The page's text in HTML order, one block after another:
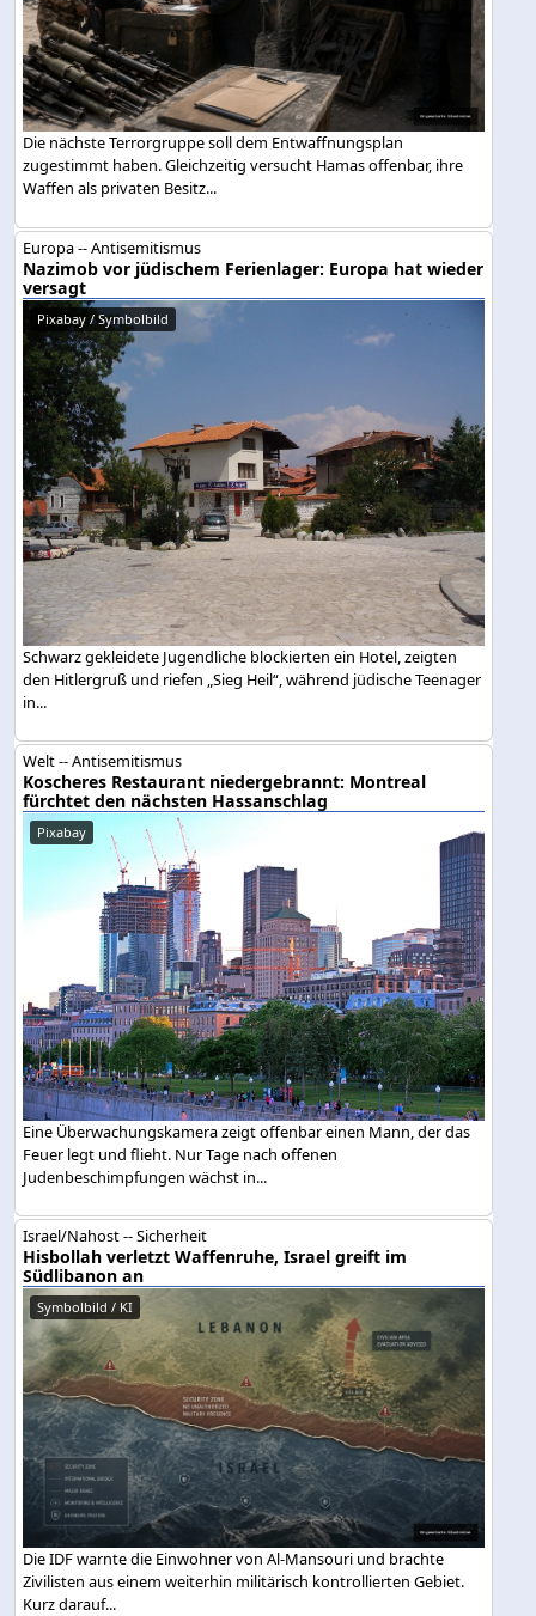
Die nächste Terrorgruppe soll dem Entwaffnungsplan
zugestimmt haben. Gleichzeitig versucht Hamas offenbar, ihre
Waffen als privaten Besitz...
Europa -- Antisemitismus
Nazimob vor jüdischem Ferienlager: Europa hat wieder
versagt
Pixabay / Symbolbild
Schwarz gekleidete Jugendliche blockierten ein Hotel, zeigten
den Hitlergruß und riefen „Sieg Heil“, während jüdische Teenager
in...
Welt -- Antisemitismus
Koscheres Restaurant niedergebrannt: Montreal
fürchtet den nächsten Hassanschlag
Pixabay
Eine Überwachungskamera zeigt offenbar einen Mann, der das
Feuer legt und flieht. Nur Tage nach offenen
Judenbeschimpfungen wächst in...
Israel/Nahost -- Sicherheit
Hisbollah verletzt Waffenruhe, Israel greift im
Südlibanon an
Symbolbild / KI
Die IDF warnte die Einwohner von Al-Mansouri und brachte
Zivilisten aus einem weiterhin militärisch kontrollierten Gebiet.
Kurz darauf...